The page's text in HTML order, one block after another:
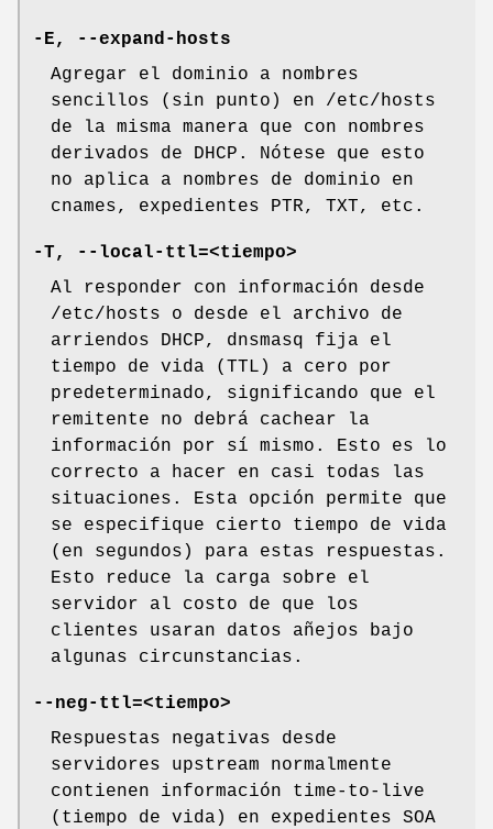
-E, --expand-hosts
Agregar el dominio a nombres
sencillos (sin punto) en /etc/hosts
de la misma manera que con nombres
derivados de DHCP. Nótese que esto
no aplica a nombres de dominio en
cnames, expedientes PTR, TXT, etc.
-T, --local-ttl=<tiempo>
Al responder con información desde
/etc/hosts o desde el archivo de
arriendos DHCP, dnsmasq fija el
tiempo de vida (TTL) a cero por
predeterminado, significando que el
remitente no debrá cachear la
información por sí mismo. Esto es lo
correcto a hacer en casi todas las
situaciones. Esta opción permite que
se especifique cierto tiempo de vida
(en segundos) para estas respuestas.
Esto reduce la carga sobre el
servidor al costo de que los
clientes usaran datos añejos bajo
algunas circunstancias.
--neg-ttl=<tiempo>
Respuestas negativas desde
servidores upstream normalmente
contienen información time-to-live
(tiempo de vida) en expedientes SOA